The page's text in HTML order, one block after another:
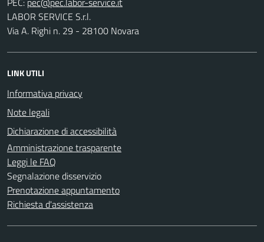
LABOR SERVICE S.r.l.
Via A. Righi n. 29 - 28100 Novara
LINK UTILI
Informativa privacy
Note legali
Dichiarazione di accessibilità
Amministrazione trasparente
Leggi le FAQ
Segnalazione disservizio
Prenotazione appuntamento
Richiesta d'assistenza